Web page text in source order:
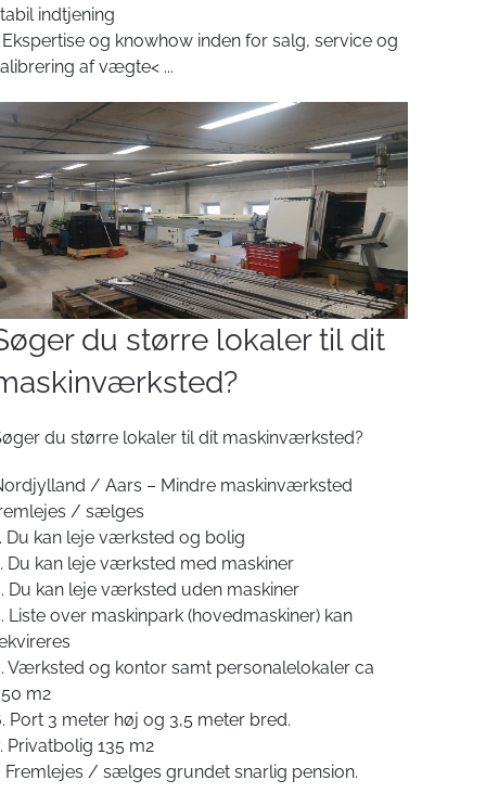
indtjening
Ekspertise og knowhow inden for salg, service og
af vægte< ...
du større lokaler til dit
du større lokaler til dit maskinværksted?
/ Aars – Mindre maskinværksted
/ sælges
Du kan leje værksted og bolig
Du kan leje værksted med maskiner
Du kan leje værksted uden maskiner
Liste over maskinpark (hovedmaskiner) kan
Værksted og kontor samt personalelokaler ca
m2
Port 3 meter høj og 3,5 meter bred.
Privatbolig 135 m2
Fremlejes / sælges grundet snarlig pension.